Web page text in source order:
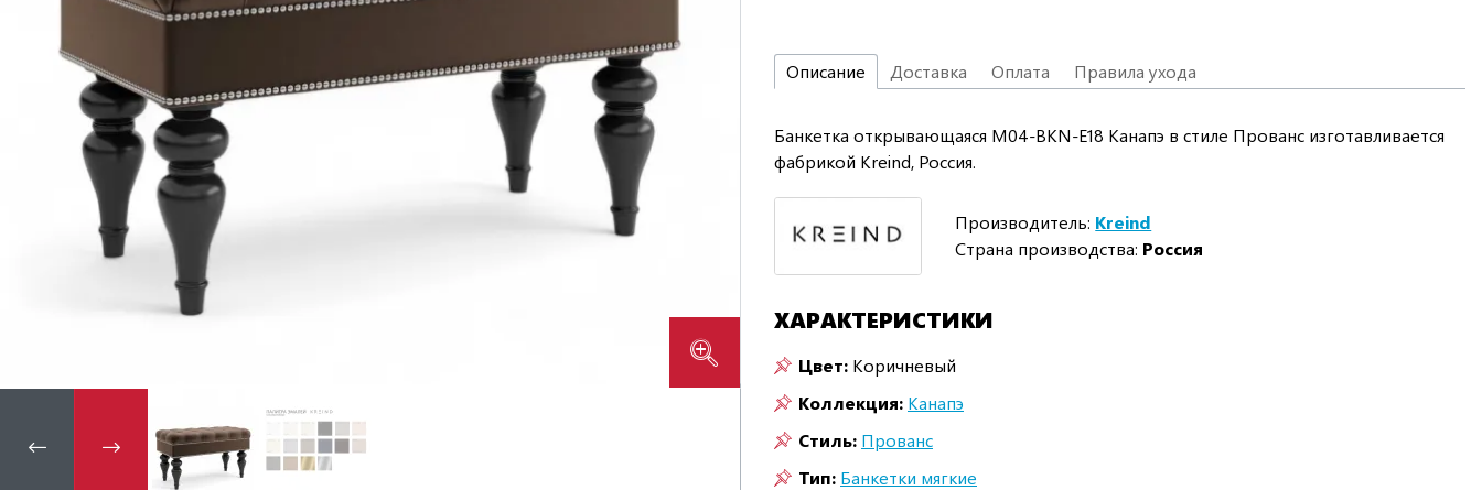
Описание Доставка Оплата Правила ухода
Банкетка открывающаяся M04-BKN-E18 Канапэ в стиле Прованс изготавливается
фабрикой Kreind, Россия.
Производитель: Kreind
Страна производства: Россия
ХАРАКТЕРИСТИКИ
Цвет: Коричневый
Коллекция: Канапэ
Стиль: Прованс
Тип: Банкетки мягкие